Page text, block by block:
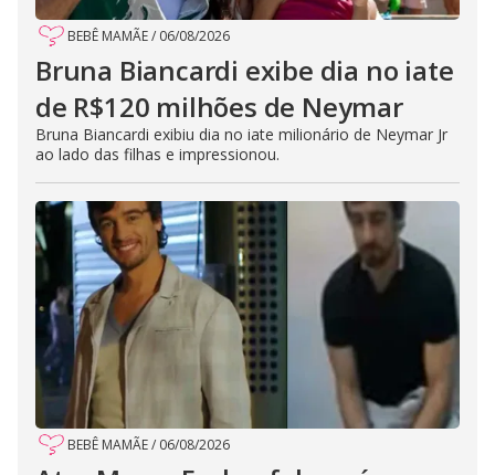
BEBÊ MAMÃE/ 06/08/2026
Bruna Biancardi exibe dia no iate
de R$120 milhões de Neymar
Bruna Biancardi exibiu dia no iate milionário de Neymar Jr
ao lado das filhas e impressionou.
BEBÊ MAMÃE/ 06/08/2026